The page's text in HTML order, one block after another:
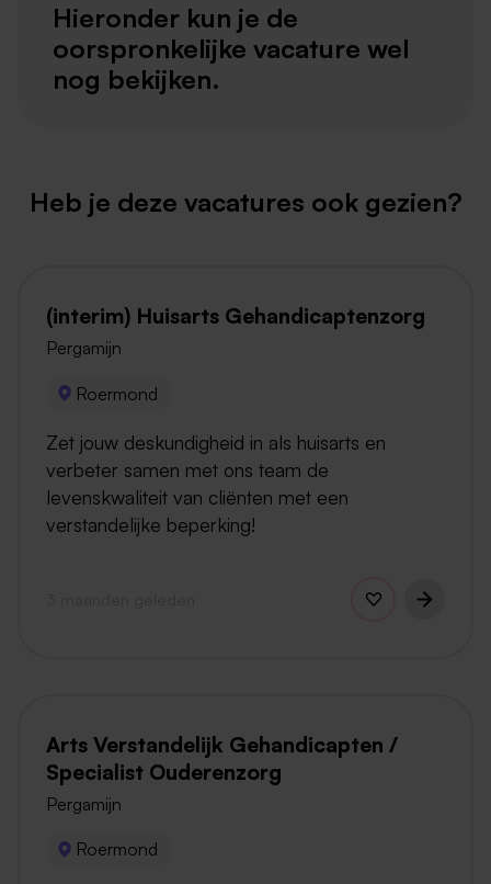
Hieronder kun je de
oorspronkelijke vacature wel
nog bekijken.
Heb je deze vacatures ook gezien?
(interim) Huisarts Gehandicaptenzorg
Pergamijn
Roermond
Zet jouw deskundigheid in als huisarts en
verbeter samen met ons team de
levenskwaliteit van cliënten met een
verstandelijke beperking!
Arts Verstandelijk Gehandicapten /
Specialist Ouderenzorg
Pergamijn
Roermond